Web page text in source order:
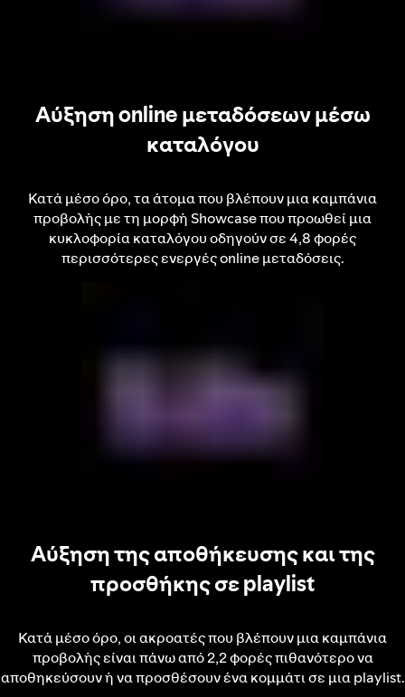
Αύξηση online μεταδόσεων μέσω
καταλόγου
Κατά μέσο όρο, τα άτομα που βλέπουν μια καμπάνια
προβολής με τη μορφή Showcase που προωθεί μια
κυκλοφορία καταλόγου οδηγούν σε 4,8 φορές
περισσότερες ενεργές online μεταδόσεις.
Αύξηση της αποθήκευσης και της
προσθήκης σε playlist
Κατά μέσο όρο, οι ακροατές που βλέπουν μια καμπάνια
προβολής είναι πάνω από 2,2 φορές πιθανότερο να
αποθηκεύσουν ή να προσθέσουν ένα κομμάτι σε μια playlist.